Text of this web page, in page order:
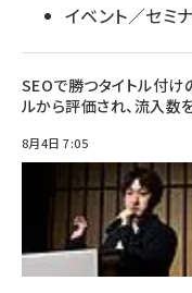
イベント／セミ
SEOで勝つタイトル付け
ルから評価され、流入数
8月4日 7:05